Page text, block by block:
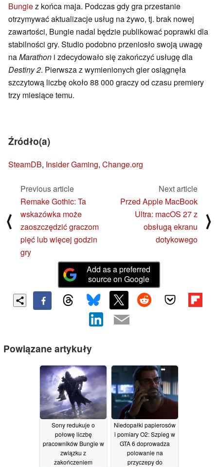
Bungiez końca maja. Podczas gdy gra przestanie
otrzymywać aktualizacje usług na żywo, tj. brak nowej
zawartości, Bungie nadal będzie publikować poprawki dla
stabilności gry. Studio podobno przeniosło swoją uwagę
naMarathon i zdecydowało się zakończyć usługę dla
Destiny 2. Pierwsza z wymienionych gier osiągnęła
szczytową liczbę około 88 000 graczy od czasu premiery
trzy miesiące temu.
Źródło(a)
SteamDB, Insider Gaming, Change.org
⟨
Previous article
Remake Gothic: Ta
wskazówka może
zaoszczędzić graczom
pięć lub więcej godzin
gry
Next article
Przed Apple MacBook
Ultra: macOS 27 z
obsługą ekranu
dotykowego
⟩
Add as a preferred
source on Google
Powiązane artykuły
Sony redukuje o
połowę liczbę
pracowników Bungie w
związku z
zakończeniem
Niedopałki papierosów
i pomiary O2: Szpieg w
GTA 6 doprowadza
polowanie na
przyczepy do